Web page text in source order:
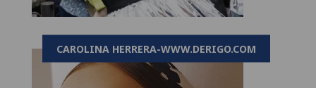
CAROLINA HERRERA-WWW.DERIGO.COM